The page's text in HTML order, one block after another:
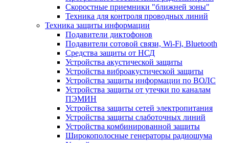
Скоростные приемники "ближней зоны"
Техника для контроля проводных линий
Техника защиты информации
Подавители диктофонов
Подавители сотовой связи, Wi-Fi, Bluetooth
Средства защиты от НСД
Устройства акустической защиты
Устройства виброакустической защиты
Устройства защиты информации по ВОЛС
Устройства защиты от утечки по каналам
ПЭМИН
Устройства защиты сетей электропитания
Устройства защиты слаботочных линий
Устройства комбинированной защиты
Широкополосные генераторы радиошума